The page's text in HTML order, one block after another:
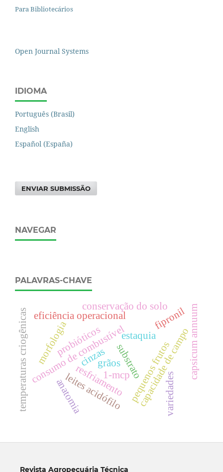
Para Bibliotecários
Open Journal Systems
IDIOMA
Português (Brasil)
English
Español (España)
ENVIAR SUBMISSÃO
NAVEGAR
PALAVRAS-CHAVE
pequenos frutos
grãos
estaquia
consumo de combustívelcapacidade de campo
eficiência operacional
conservação do solo
temperaturas criogênicas resfriamentosubstrato capsicum annuum
leites acidófilo
probióticos
anatomia
1-mcp
morfologia
variedades
fipronil
cinzas
Revista Agropecuária Técnica